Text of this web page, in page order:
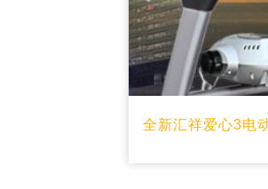
全新汇祥爱心3电